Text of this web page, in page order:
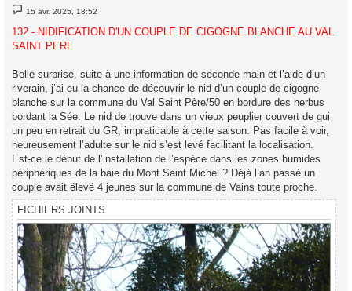
M
e
s
s
a
15 avr. 2025, 18:52
132 - NIDIFICATION D'UN COUPLE DE CIGOGNE BLANCHE AU VAL
SAINT PERE
Belle surprise, suite à une information de seconde main et l’aide d’un
riverain, j’ai eu la chance de découvrir le nid d’un couple de cigogne
blanche sur la commune du Val Saint Père/50 en bordure des herbus
bordant la Sée. Le nid de trouve dans un vieux peuplier couvert de gui
un peu en retrait du GR, impraticable à cette saison. Pas facile à voir,
heureusement l’adulte sur le nid s’est levé facilitant la localisation.
Est-ce le début de l’installation de l’espèce dans les zones humides
périphériques de la baie du Mont Saint Michel ? Déjà l’an passé un
couple avait élevé 4 jeunes sur la commune de Vains toute proche.
FICHIERS JOINTS